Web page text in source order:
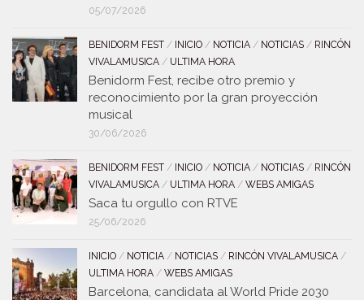
05/07/2026
BENIDORM FEST / INICIO / NOTICIA / NOTICIAS / RINCÓN
VIVALAMUSICA / ULTIMA HORA
Benidorm Fest, recibe otro premio y
reconocimiento por la gran proyección
musical
30/06/2026
BENIDORM FEST / INICIO / NOTICIA / NOTICIAS / RINCÓN
VIVALAMUSICA / ULTIMA HORA / WEBS AMIGAS
Saca tu orgullo con RTVE
25/06/2026
INICIO / NOTICIA / NOTICIAS / RINCÓN VIVALAMUSICA /
ULTIMA HORA / WEBS AMIGAS
Barcelona, candidata al World Pride 2030